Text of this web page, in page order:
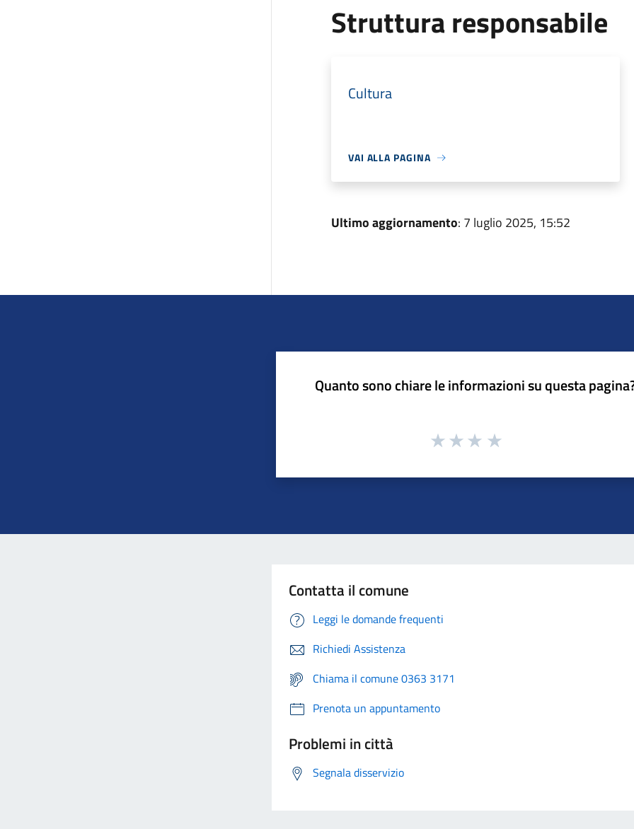
Struttura responsabile
Cultura
VAI ALLA PAGINA
Ultimo aggiornamento: 7 luglio 2025, 15:52
Quanto sono chiare le informazioni su questa
Contatta il comune
Leggi le domande frequenti
Richiedi Assistenza
Chiama il comune 0363 3171
Prenota un appuntamento
Problemi in città
Segnala disservizio